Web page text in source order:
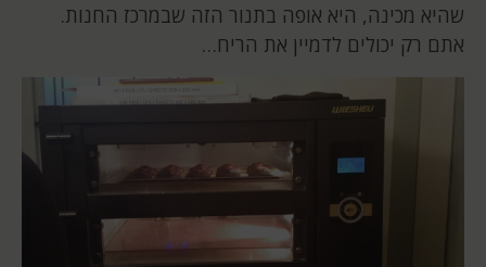
שהיא מכינה, היא אופה בתנור הזה שבמרכז החנות.
אתם רק יכולים לדמיין את הריח…